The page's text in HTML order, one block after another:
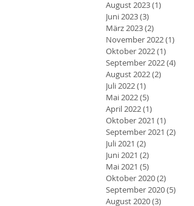
August 2023(1)
Juni 2023(3)
März 2023(2)
November 2022(1)
Oktober 2022(1)
September 2022(4)
August 2022(2)
Juli 2022(1)
Mai 2022(5)
April 2022(1)
Oktober 2021 (1)
September 2021 (2)
Juli 2021 (2)
Juni 2021 (2)
Mai 2021 (5)
Oktober 2020(2)
September 2020(5)
August 2020(3)